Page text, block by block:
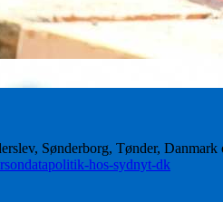
Sønderborg, Tønder,
hos-sydnyt-dk